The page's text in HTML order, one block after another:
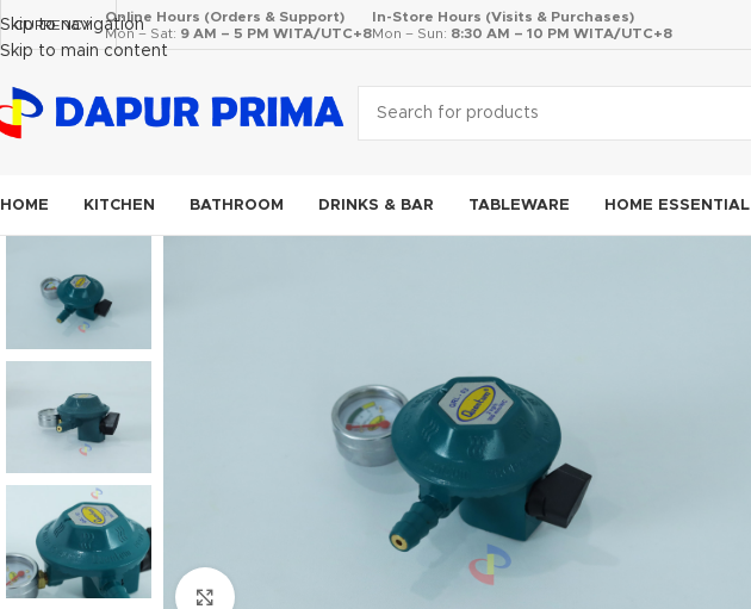
Skip to navigation
Skip to main content
CURRENCY
Online Hours (Orders & Support)
Mon – Sat: 9 AM – 5 PM WITA/UTC+8
In-Store Hours (Visits & Purchases)
Mon – Sun: 8:30 AM – 10 PM WITA/UTC+8
HOME KITCHEN BATHROOM DRINKS & BAR TABLEWARE HOME ESSENTIAL